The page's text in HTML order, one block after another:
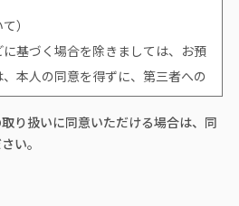
）
基づく場合を除きましては、お預
本人の同意を得ずに、第三者への
ついて）
り扱いに同意いただける場合は、同
い。